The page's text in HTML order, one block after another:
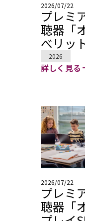
2026/07/22
プレミ
聴器「
べリッ
2026
詳しく見る
2026/07/22
プレミ
聴器「